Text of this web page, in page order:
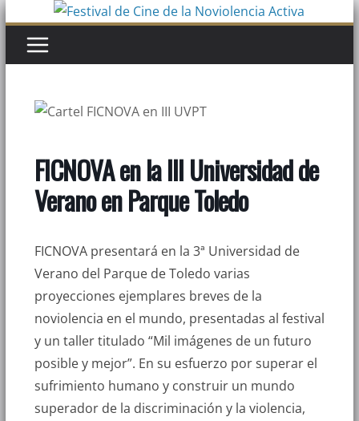
Saltar
contenido
FICNOVA en la III Universidad de
Verano en Parque Toledo
FICNOVA presentará en la 3ª Universidad de
Verano del Parque de Toledo varias
proyecciones ejemplares breves de la
noviolencia en el mundo, presentadas al festival
y un taller titulado “Mil imágenes de un futuro
posible y mejor”. En su esfuerzo por superar el
sufrimiento humano y construir un mundo
superador de la discriminación y la violencia,